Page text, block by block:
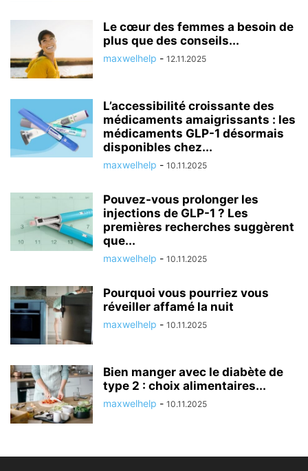
Le cœur des femmes a besoin de
plus que des conseils...
maxwelhelp - 12.11.2025
L’accessibilité croissante des
médicaments amaigrissants : les
médicaments GLP-1 désormais
disponibles chez...
maxwelhelp - 10.11.2025
Pouvez-vous prolonger les
injections de GLP-1 ? Les
premières recherches suggèrent
que...
maxwelhelp - 10.11.2025
Pourquoi vous pourriez vous
réveiller affamé la nuit
maxwelhelp - 10.11.2025
Bien manger avec le diabète de
type 2 : choix alimentaires...
maxwelhelp - 10.11.2025